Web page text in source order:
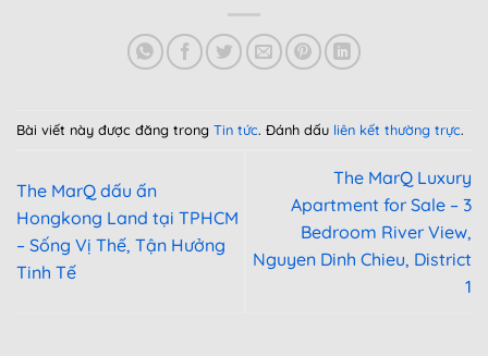
Bài viết này được đăng trong Tin tức. Đánh dấu liên kết thường trực.
The MarQ dấu ấn
Hongkong Land tại TPHCM
– Sống Vị Thế, Tận Hưởng
Tinh Tế
The MarQ Luxury
Apartment for Sale – 3
Bedroom River View,
Nguyen Dinh Chieu, District
1